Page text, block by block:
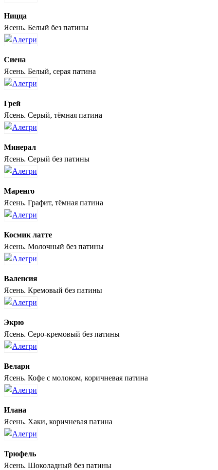
Ницца
Ясень. Белый без патины
Сиена
Ясень. Белый, серая патина
Грей
Ясень. Серый, тёмная патина
Минерал
Ясень. Серый без патины
Маренго
Ясень. Графит, тёмная патина
Космик латте
Ясень. Молочный без патины
Валенсия
Ясень. Кремовый без патины
Экрю
Ясень. Серо-кремовый без патины
Велари
Ясень. Кофе с молоком, коричневая патина
Илана
Ясень. Хаки, коричневая патина
Трюфель
Ясень. Шоколадный без патины